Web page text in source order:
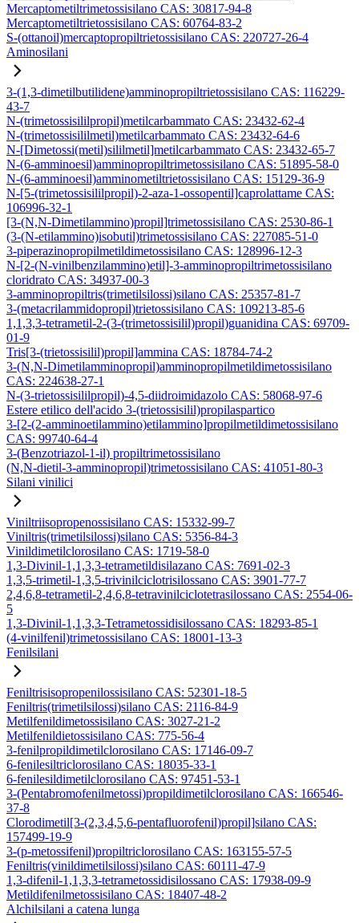
Mercaptometiltrimetossisilano CAS: 30817-94-8
Mercaptometiltrietossisilano CAS: 60764-83-2
S-(ottanoil)mercaptopropiltrietossisilano CAS: 220727-26-4
Aminosilani
3-(1,3-dimetilbutilidene)amminopropiltrietossisilano CAS: 116229-
43-7
N-(trimetossisililpropil)metilcarbammato CAS: 23432-62-4
N-(trimetossisililmetil)metilcarbammato CAS: 23432-64-6
N-[Dimetossi(metil)sililmetil]metilcarbammato CAS: 23432-65-7
N-(6-amminoesil)amminopropiltrimetossisilano CAS: 51895-58-0
N-(6-amminoesil)amminometiltrietossisilano CAS: 15129-36-9
N-[5-(trimetossisililpropil)-2-aza-1-ossopentil]caprolattame CAS:
106996-32-1
[3-(N,N-Dimetilammino)propil]trimetossisilano CAS: 2530-86-1
(3-(N-etilammino)isobutil)trimetossisilano CAS: 227085-51-0
3-piperazinopropilmetildimetossisilano CAS: 128996-12-3
N-[2-(N-vinilbenzilammino)etil]-3-amminopropiltrimetossisilano
cloridrato CAS: 34937-00-3
3-amminopropiltris(trimetilsilossi)silano CAS: 25357-81-7
3-(metacrilammidopropil)trietossisilano CAS: 109213-85-6
1,1,3,3-tetrametil-2-(3-(trimetossisilil)propil)guanidina CAS: 69709-
01-9
Tris[3-(trietossisilil)propil]ammina CAS: 18784-74-2
3-(N,N-Dimetilamminopropil)amminopropilmetildimetossisilano
CAS: 224638-27-1
N-(3-trietossisililpropil)-4,5-diidroimidazolo CAS: 58068-97-6
Estere etilico dell'acido 3-(trietossisilil)propilaspartico
3-[2-(2-amminoetilammino)etilammino]propilmetildimetossisilano
CAS: 99740-64-4
3-(Benzotriazol-1-il) propiltrimetossisilano
(N,N-dietil-3-amminopropil)trimetossisilano CAS: 41051-80-3
Silani vinilici
Viniltriisopropenossisilano CAS: 15332-99-7
Viniltris(trimetilsilossi)silano CAS: 5356-84-3
Vinildimetilclorosilano CAS: 1719-58-0
1,3-Divinil-1,1,3,3-tetrametildisilazano CAS: 7691-02-3
1,3,5-trimetil-1,3,5-trivinilciclotrisilossano CAS: 3901-77-7
2,4,6,8-tetrametil-2,4,6,8-tetravinilciclotetrasilossano CAS: 2554-06-
5
1,3-Divinil-1,1,3,3-Tetrametossidisilossano CAS: 18293-85-1
(4-vinilfenil)trimetossisilano CAS: 18001-13-3
Fenilsilani
Feniltrisisopropenilossisilano CAS: 52301-18-5
Feniltris(trimetilsilossi)silano CAS: 2116-84-9
Metilfenildimetossisilano CAS: 3027-21-2
Metilfenildietossisilano CAS: 775-56-4
3-fenilpropildimetilclorosilano CAS: 17146-09-7
6-fenilesiltriclorosilano CAS: 18035-33-1
6-fenilesildimetilclorosilano CAS: 97451-53-1
3-(Pentabromofenilmetossi)propildimetilclorosilano CAS: 166546-
37-8
Clorodimetil[3-(2,3,4,5,6-pentafluorofenil)propil]silano CAS:
157499-19-9
3-(p-metossifenil)propiltriclorosilano CAS: 163155-57-5
Feniltris(vinildimetilsilossi)silano CAS: 60111-47-9
1,3-difenil-1,1,3,3-tetrametossidisilossano CAS: 17938-09-9
Metildifenilmetossisilano CAS: 18407-48-2
Alchilsilani a catena lunga